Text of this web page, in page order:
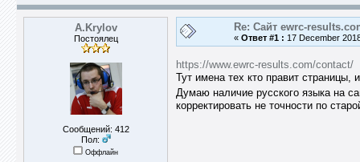
A.Krylov
Постоялец
Сообщений: 412
Пол:
Оффлайн
Re: Сайт ewrc-
« Ответ #1 : 17 December
https://www.ewrc-results.com/contact/
Тут имена тех кто правит страницы,
Думаю наличие русского языка на
корректировать не точности по